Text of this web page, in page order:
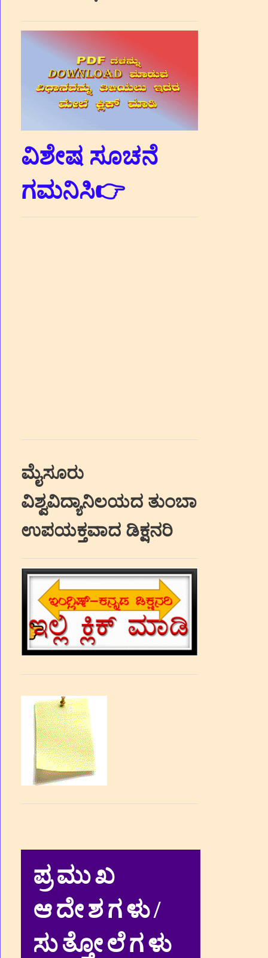
ವಿಶೇಷ ಸೂಚನೆ
ಗಮನಿಸಿ👉
ಮೈಸೂರು
ವಿಶ್ವವಿದ್ಯಾನಿಲಯದ ತುಂಬಾ
ಉಪಯಕ್ತವಾದ ಡಿಕ್ಷನರಿ
ಪ್ರಮುಖ
ಆದೇಶಗಳು/
ಸುತ್ತೋಲೆಗಳು